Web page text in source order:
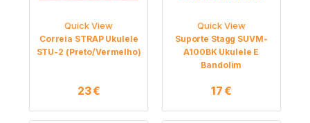
Quick View
Correia STRAP Ukulele
STU-2 (Preto/Vermelho)
23€
Quick View
Suporte Stagg SUVM-
A100BK Ukulele E
Bandolim
17€